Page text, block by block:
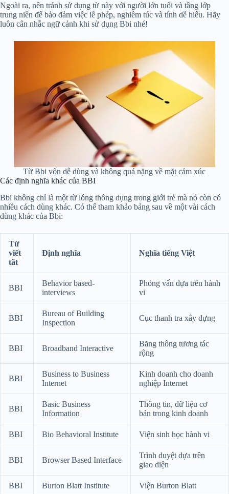
Ngoài ra, nên tránh sử dụng từ này với người lớn tuổi và tầng lớp
trung niên để bảo đảm việc lễ phép, nghiêm túc và tính dễ hiểu. Hãy
luôn cân nhắc ngữ cảnh khi sử dụng Bbi nhé!
Từ Bbi vốn dễ dùng và không quá nặng về mặt cảm xúc
Các định nghĩa khác của BBI
Bbi không chỉ là một từ lóng thông dụng trong giới trẻ mà nó còn có
nhiều cách dùng khác. Có thể tham khảo bảng sau về một vài cách
dùng khác của Bbi:
Từ
viết
tắt
Định nghĩa Nghĩa tiếng Việt
BBI
Behavior based-
interviews
Phỏng vấn dựa trên hành
vi
BBI
Bureau of Building
Inspection
Cục thanh tra xây dựng
BBI Broadband Interactive
Băng thông tương tác
rộng
BBI
Business to Business
Internet
Kinh doanh cho doanh
nghiệp Internet
BBI
Basic Business
Information
Thông tin, dữ liệu cơ
bản trong kinh doanh
BBI Bio Behavioral Institute Viện sinh học hành vi
BBI Browser Based Interface
Trình duyệt dựa trên
giao diện
BBI Burton Blatt Institute Viện Burton Blatt